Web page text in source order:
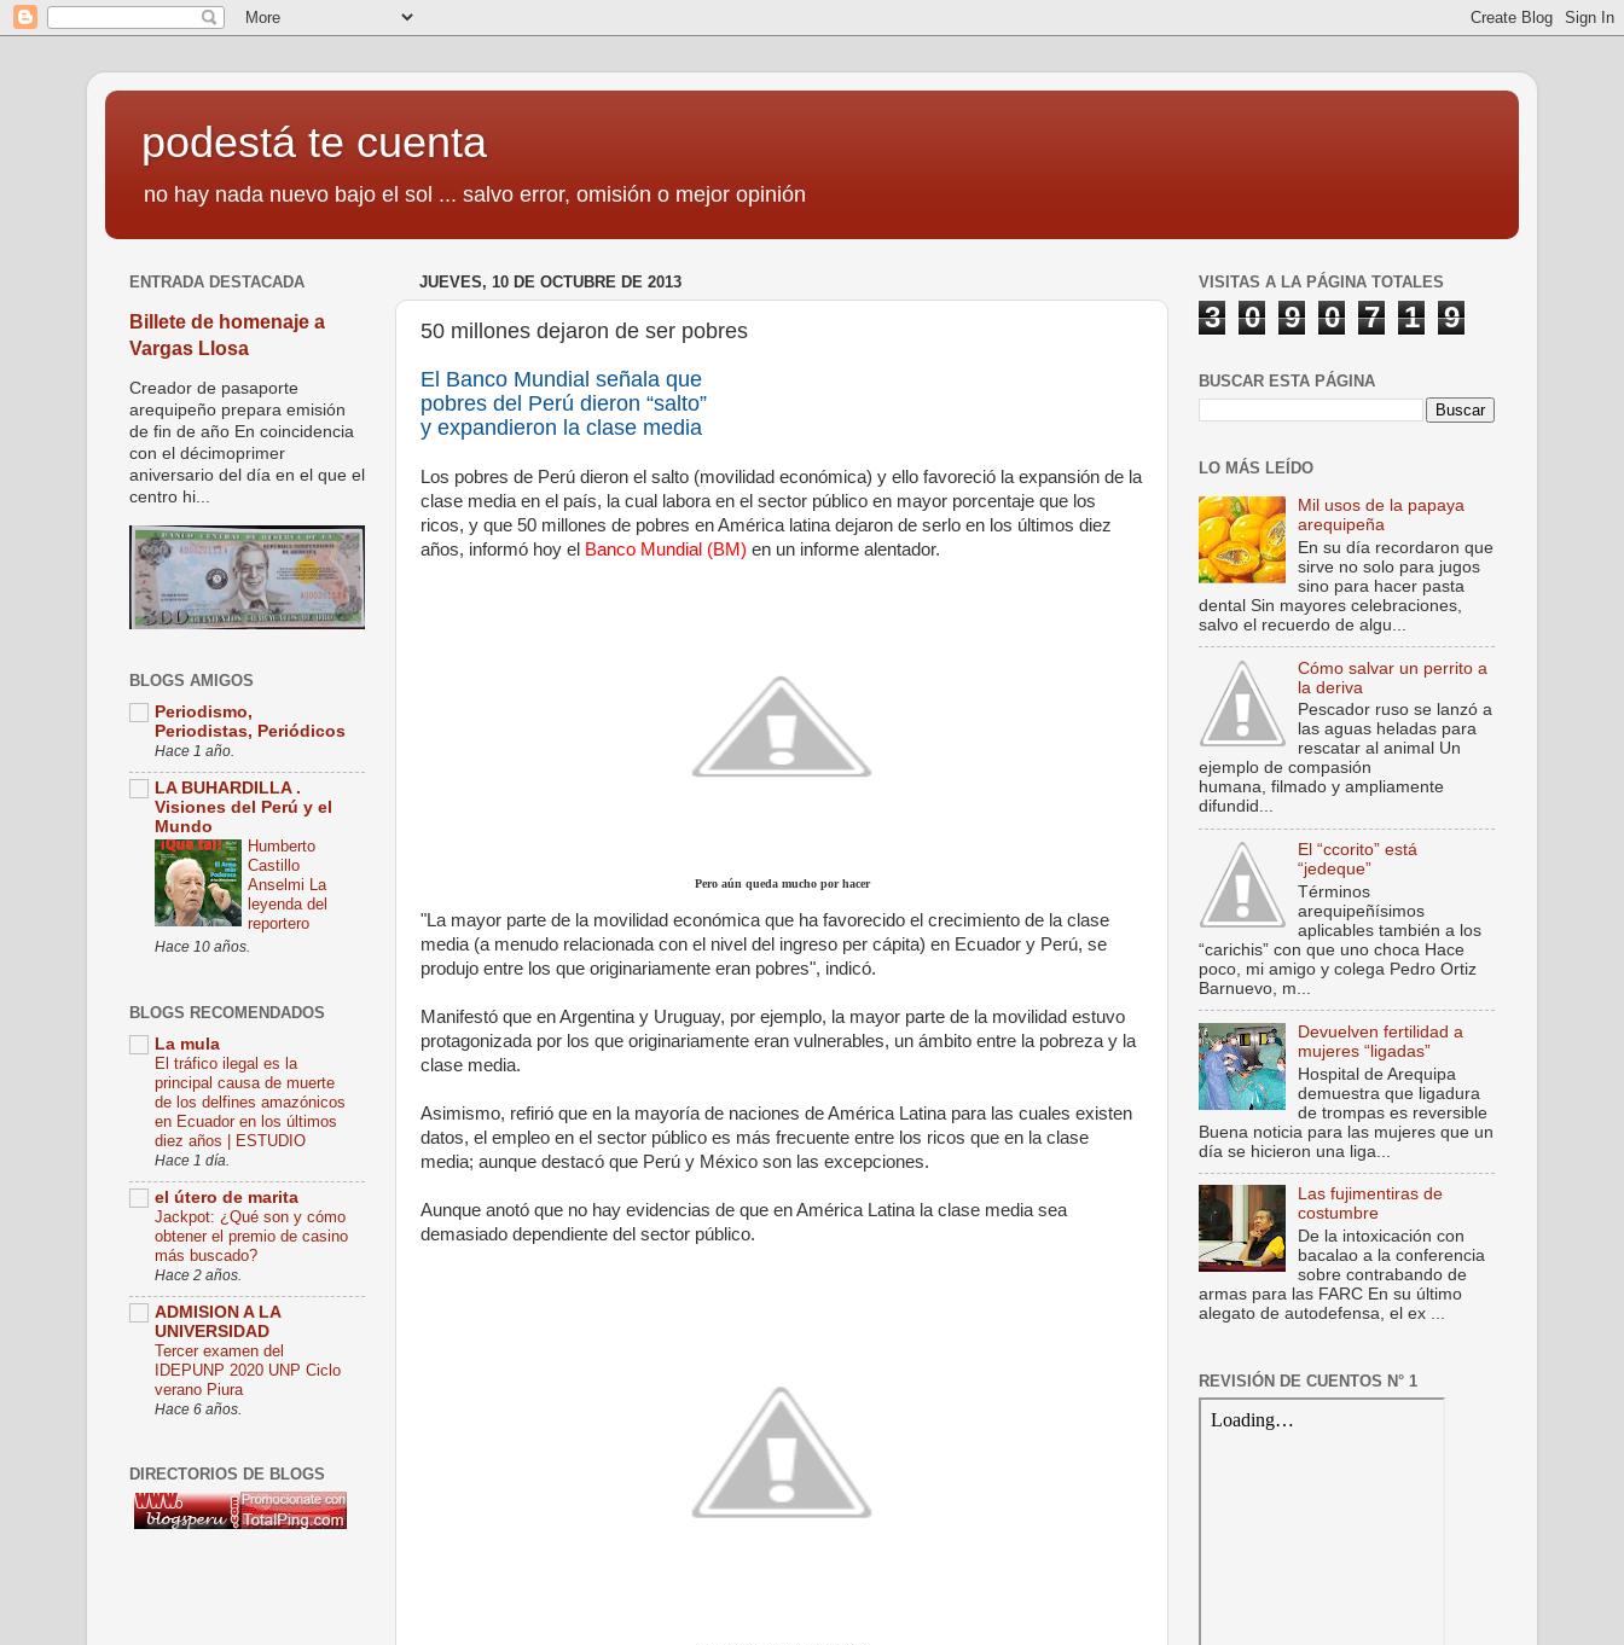
podestá te cuenta
no hay nada nuevo bajo el sol ... salvo error, omisión o mejor opinión
JUEVES, 10 DE OCTUBRE DE 2013
50 millones dejaron de ser pobres
El Banco Mundial señala que
pobres del Perú dieron “salto”
y expandieron la clase media
Los pobres de Perú dieron el salto (movilidad económica) y ello favoreció la expansión de la
clase media en el país, la cual labora en el sector público en mayor porcentaje que los
ricos, y que 50 millones de pobres en América latina dejaron de serlo en los últimos diez
años, informó hoy el Banco Mundial (BM) en un informe alentador.
Pero aún queda mucho por hacer
"La mayor parte de la movilidad económica que ha favorecido el crecimiento de la clase
media (a menudo relacionada con el nivel del ingreso per cápita) en Ecuador y Perú, se
produjo entre los que originariamente eran pobres", indicó.
Manifestó que en Argentina y Uruguay, por ejemplo, la mayor parte de la movilidad estuvo
protagonizada por los que originariamente eran vulnerables, un ámbito entre la pobreza y la
clase media.
Asimismo, refirió que en la mayoría de naciones de América Latina para las cuales existen
datos, el empleo en el sector público es más frecuente entre los ricos que en la clase
media; aunque destacó que Perú y México son las excepciones.
Aunque anotó que no hay evidencias de que en América Latina la clase media sea
demasiado dependiente del sector público.
ENTRADA DESTACADA
Billete de homenaje a
Vargas Llosa
Creador de pasaporte
arequipeño prepara emisión
de fin de año En coincidencia
con el décimoprimer
aniversario del día en el que el
centro hi...
BLOGS AMIGOS
Periodismo,
Periodistas, Periódicos
Hace 1 año.
LA BUHARDILLA .
Visiones del Perú y el
Mundo
Humberto
Castillo
Anselmi La
leyenda del
reportero
Hace 10 años.
BLOGS RECOMENDADOS
La mula
El tráfico ilegal es la
principal causa de muerte
de los delfines amazónicos
en Ecuador en los últimos
diez años | ESTUDIO
Hace 1 día.
el útero de marita
Jackpot: ¿Qué son y cómo
obtener el premio de casino
más buscado?
Hace 2 años.
ADMISION A LA
UNIVERSIDAD
Tercer examen del
IDEPUNP 2020 UNP Ciclo
verano Piura
Hace 6 años.
DIRECTORIOS DE BLOGS
VISITAS A LA PÁGINA TOTALES
3 0 9 0 7 1 9
BUSCAR ESTA PÁGINA
LO MÁS LEÍDO
Mil usos de la papaya
arequipeña
En su día recordaron que
sirve no solo para jugos
sino para hacer pasta
dental Sin mayores celebraciones,
salvo el recuerdo de algu...
Cómo salvar un perrito a
la deriva
Pescador ruso se lanzó a
las aguas heladas para
rescatar al animal Un
ejemplo de compasión
humana, filmado y ampliamente
difundid...
El “ccorito” está
“jedeque”
Términos
arequipeñísimos
aplicables también a los
“carichis” con que uno choca Hace
poco, mi amigo y colega Pedro Ortiz
Barnuevo, m...
Devuelven fertilidad a
mujeres “ligadas”
Hospital de Arequipa
demuestra que ligadura
de trompas es reversible
Buena noticia para las mujeres que un
día se hicieron una liga...
Las fujimentiras de
costumbre
De la intoxicación con
bacalao a la conferencia
sobre contrabando de
armas para las FARC En su último
alegato de autodefensa, el ex ...
REVISIÓN DE CUENTOS N° 1